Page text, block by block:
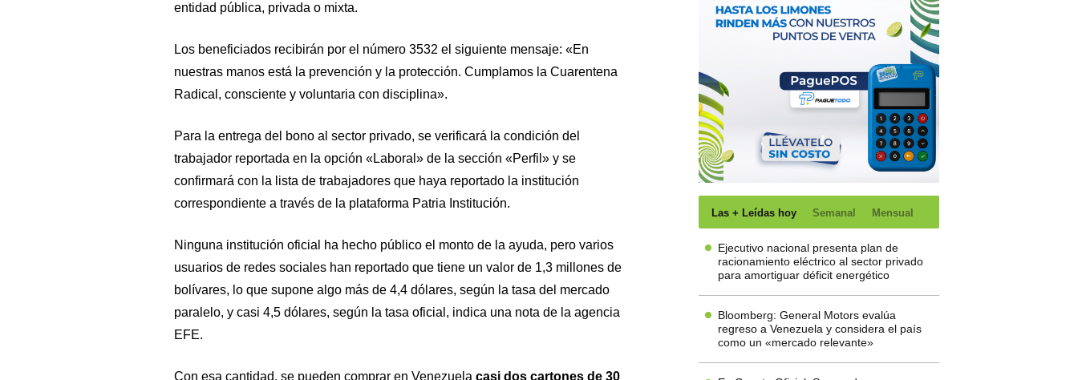
entidad pública, privada o mixta.
Los beneficiados recibirán por el número 3532 el siguiente mensaje: «En
nuestras manos está la prevención y la protección. Cumplamos la Cuarentena
Radical, consciente y voluntaria con disciplina».
Para la entrega del bono al sector privado, se verificará la condición del
trabajador reportada en la opción «Laboral» de la sección «Perfil» y se
confirmará con la lista de trabajadores que haya reportado la institución
correspondiente a través de la plataforma Patria Institución.
Ninguna institución oficial ha hecho público el monto de la ayuda, pero varios
usuarios de redes sociales han reportado que tiene un valor de 1,3 millones de
bolívares, lo que supone algo más de 4,4 dólares, según la tasa del mercado
paralelo, y casi 4,5 dólares, según la tasa oficial, indica una nota de la agencia
EFE.
Con esa cantidad, se pueden comprar en Venezuela casi dos cartones de 30
Las + Leídas hoy Semanal Mensual
Ejecutivo nacional presenta plan de
racionamiento eléctrico al sector privado
para amortiguar déficit energético
Bloomberg: General Motors evalúa
regreso a Venezuela y considera el país
como un «mercado relevante»